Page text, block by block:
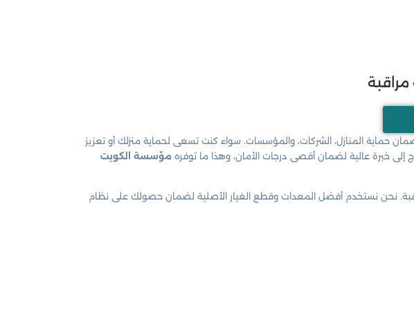
حماية المنازل، الشركات، والمؤسسات. سواء كنت تسعى لحماية منزلك أو تعزيز
إلى خبرة عالية لضمان أقصى درجات الأمان، وهذا ما توفره مؤسسة الكويت
نحن نستخدم أفضل المعدات وقطع الغيار الأصلية لضمان حصولك على نظام